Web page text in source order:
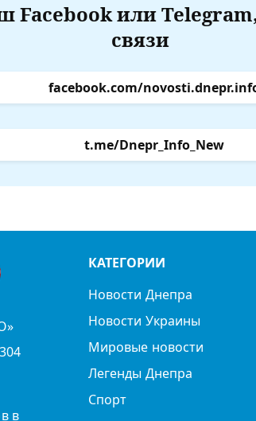
или
связи
facebook.com/
t.me/Dnepr_Info_New
в
КАТЕГОРИИ
Новости Днепра
Новости Украины
Мировые новости
Легенды Днепра
Спорт